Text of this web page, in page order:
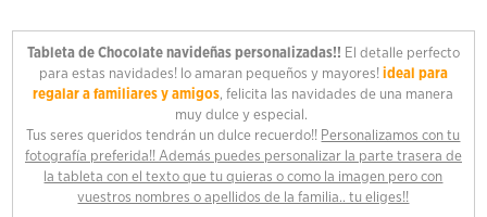
Tableta de Chocolate navideñas personalizadas!! El detalle perfecto
para estas navidades! lo amaran pequeños y mayores! ideal para
regalar a familiares y amigos, felicita las navidades de una manera
muy dulce y especial.
Tus seres queridos tendrán un dulce recuerdo!! Personalizamos con tu
fotografía preferida!! Además puedes personalizar la parte trasera de
la tableta con el texto que tu quieras o como la imagen pero con
vuestros nombres o apellidos de la familia.. tu eliges!!